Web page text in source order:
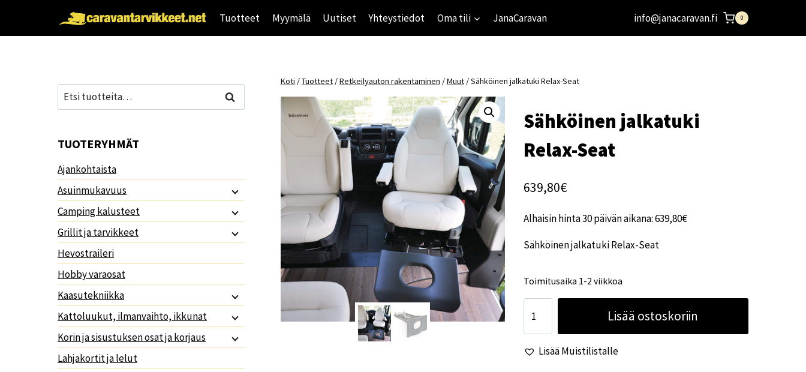
Tuotteet Myymälä Uutiset Yhteystiedot Oma tili JanaCaravan info@janacaravan.fi 0
Koti /Tuotteet /Retkeilyauton rakentaminen /Muut /Sähköinen jalkatuki Relax-Seat
Sähköinen jalkatuki
Relax-Seat
639,80€
Alhaisin hinta 30 päivän aikana:639,80€
Sähköinen jalkatuki Relax-Seat
Toimitusaika 1-2 viikkoa
jalkatuki
Relax-
Seat
Lisää ostoskoriin
Lisää Muistilistalle
Etsi: Haku
TUOTERYHMÄT
Ajankohtaista
Asuinmukavuus
Camping kalusteet
Grillit ja tarvikkeet
Hevostraileri
Hobby varaosat
Kaasutekniikka
Kattoluukut, ilmanvaihto, ikkunat
Korin ja sisustuksen osat ja korjaus
Lahjakortit ja lelut